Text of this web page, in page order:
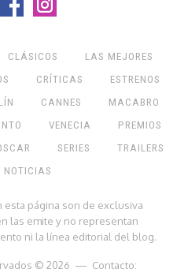
CLÁSICOS
LAS MEJORES
CRÍTICAS
ESTRENOS
CANNES
MACABRO
VENECIA
PREMIOS
SERIES
TRAILERS
NOTICIAS
esta página son de exclusiva
las emite y no representan
ni la línea editorial del blog.
© 2026 — Contacto: